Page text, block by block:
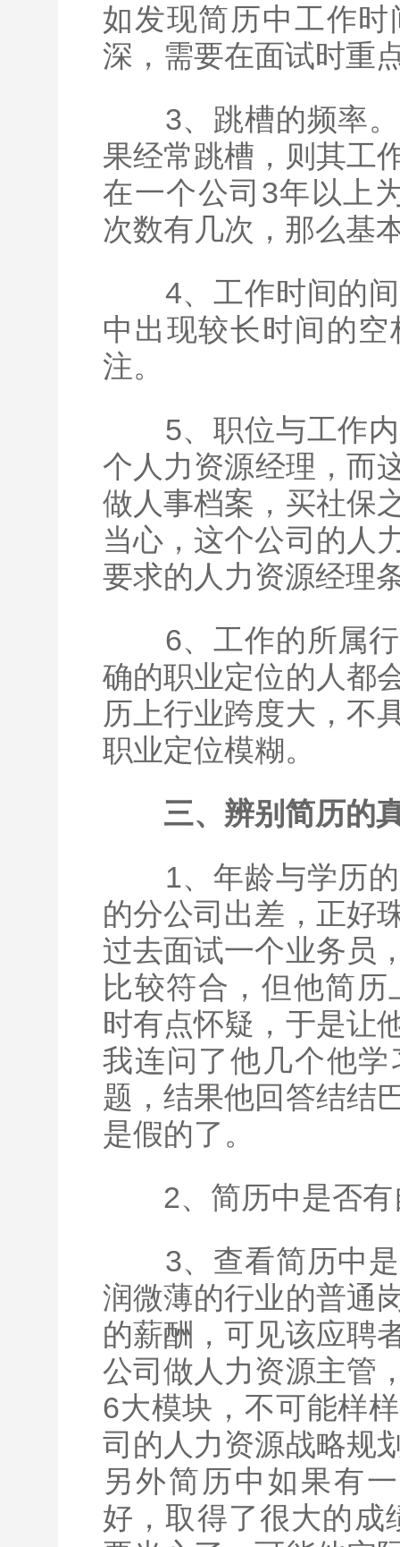
如发现简历中工作
深，需要在面试时重
3、跳槽的频率。
果经常跳槽，则其工
在一个公司3年以上
次数有几次，那么基
4、工作时间的间
中出现较长时间的
注。
5、职位与工作内
个 人力资源经理，而
做人事档案，买社保
当心，这个公司的人
要求的人力资源经理
6、工作的所属行
确的职业定位的人都
历上行业跨度大，不
职业定位模糊。
三、辨别简历的
1、年龄与学历的
的分公司出差，正好
过去面试一个业务员
比较符合，但他简
时有点怀疑，于是让
我连问了他几个他
题，结果他回答结结
是假的了。
2、简历中是否有
3、查看简历中是
润微薄的行业的普通
的薪酬，可见该应聘
公司做人力资源主管
6大模块，不可能样
司的人力资源战略规
另外简历中如果有
好，取得了很大的成